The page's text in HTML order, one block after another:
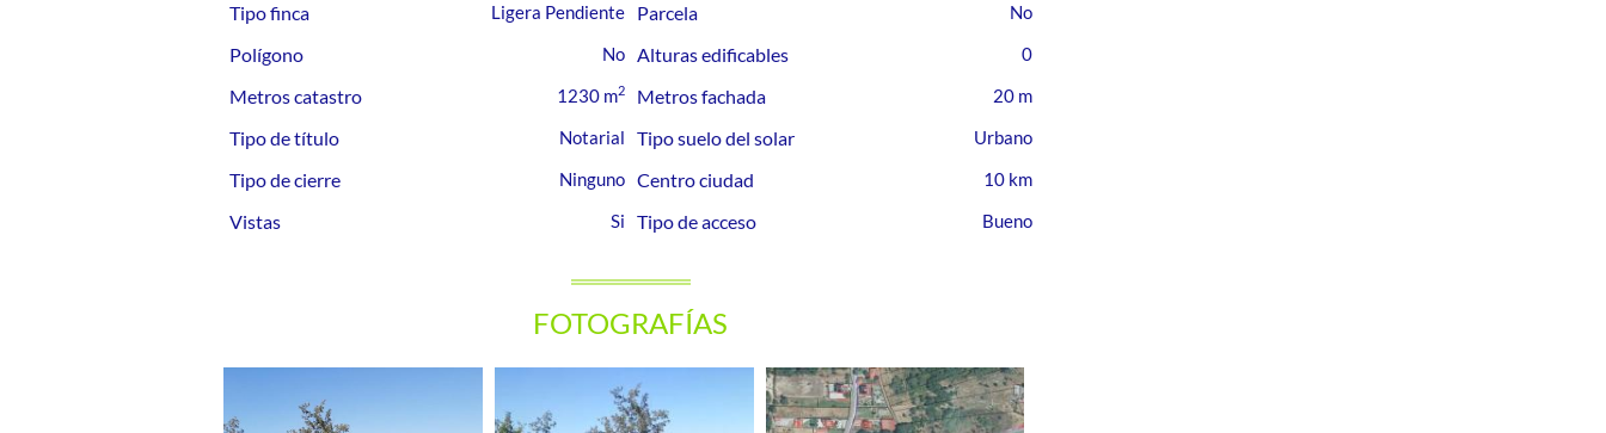
Tipo finca
Ligera Pendiente
Parcela
Polígono
Alturas edificables 0
Metros catastro 1230 m2 Metros fachada 20 m
Tipo de título Notarial Tipo suelo del solar Urbano
Tipo de cierre Ninguno Centro ciudad 10 km
Vistas Tipo de acceso Bueno
FOTOGRAFÍAS